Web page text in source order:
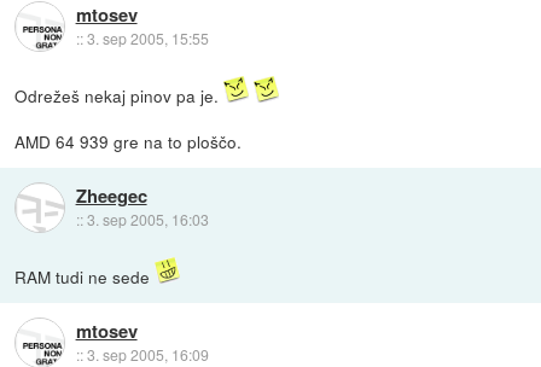
mtosev
::3. sep 2005, 15:55
Odrežeš nekaj pinov pa je.
AMD 64 939 gre na to ploščo.
Zheegec
::3. sep 2005, 16:03
RAM tudi ne sede
mtosev
::3. sep 2005, 16:09